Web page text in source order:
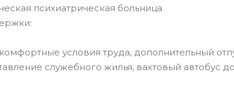
психиатрическая больница
условия труда, дополнительный
служебного жилья, вахтовый автобус